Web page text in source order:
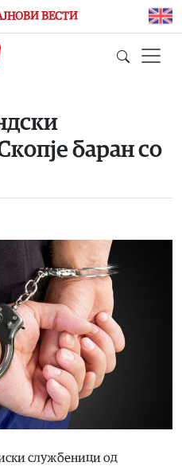
ВЕСТИ
баран со
службеници од